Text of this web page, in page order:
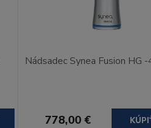
Nádsadec Synea Fusion HG
778,00 €